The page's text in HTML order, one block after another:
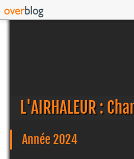
L'AIRHALEUR :
Année 2024